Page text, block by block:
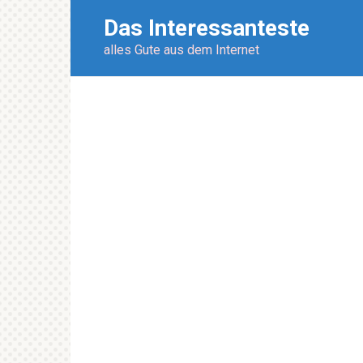
Das Interessanteste
alles Gute aus dem Internet